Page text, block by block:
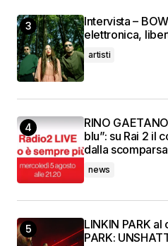
Intervista –
elettronica,
artisti
RINO
blu”: su Rai 2 il
dalla scomparsa
news
LINKIN PARK
PARK: